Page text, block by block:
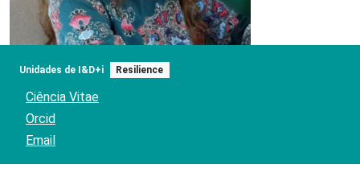
Unidades de I&D+i Resilience
Ciência Vitae
Orcid
Email